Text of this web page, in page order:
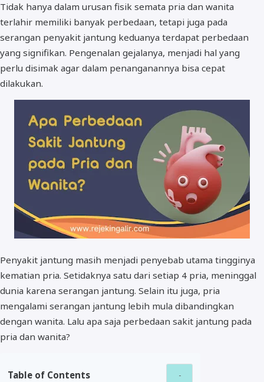
Tidak hanya dalam urusan fisik semata pria dan wanita
terlahir memiliki banyak perbedaan, tetapi juga pada
serangan penyakit jantung keduanya terdapat perbedaan
yang signifikan. Pengenalan gejalanya, menjadi hal yang
perlu disimak agar dalam penanganannya bisa cepat
dilakukan.
Penyakit jantung masih menjadi penyebab utama tingginya
kematian pria. Setidaknya satu dari setiap 4 pria, meninggal
dunia karena serangan jantung. Selain itu juga, pria
mengalami serangan jantung lebih mula dibandingkan
dengan wanita. Lalu apa saja perbedaan sakit jantung pada
pria dan wanita?
Table of Contents